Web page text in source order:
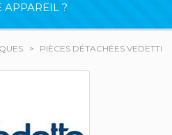
APPAREIL ?
PIÈCES DÉTACHÉES VEDETTE